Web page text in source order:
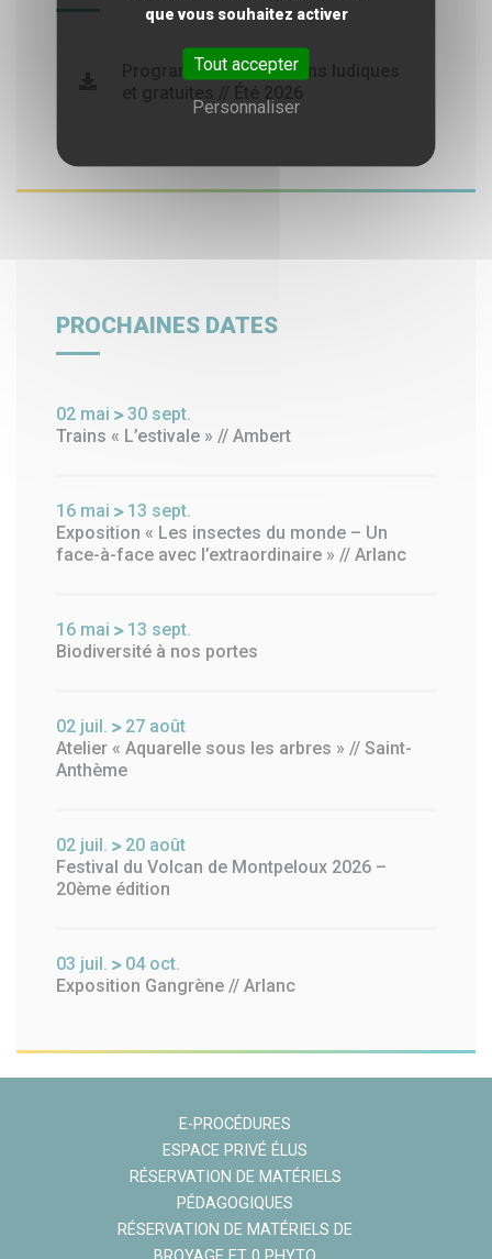
Programme d'animations ludiques
PROCHAINES DATES
02 mai 30 sept.
Trains « L’estivale » // Ambert
16 mai 13 sept.
Exposition « Les insectes du monde – Un
face-à-face avec l’extraordinaire » // Arlanc
16 mai 13 sept.
Biodiversité à nos portes
02 juil. 27 août
Atelier « Aquarelle sous les arbres » // Saint-
Anthème
02 juil. 20 août
Festival du Volcan de Montpeloux 2026 –
20ème édition
03 juil. 04 oct.
Exposition Gangrène // Arlanc
E-PROCÉDURES
ESPACE PRIVÉ ÉLUS
RÉSERVATION DE MATÉRIELS
PÉDAGOGIQUES
RÉSERVATION DE MATÉRIELS DE
que vous souhaitez activer
Tout accepter
Personnaliser